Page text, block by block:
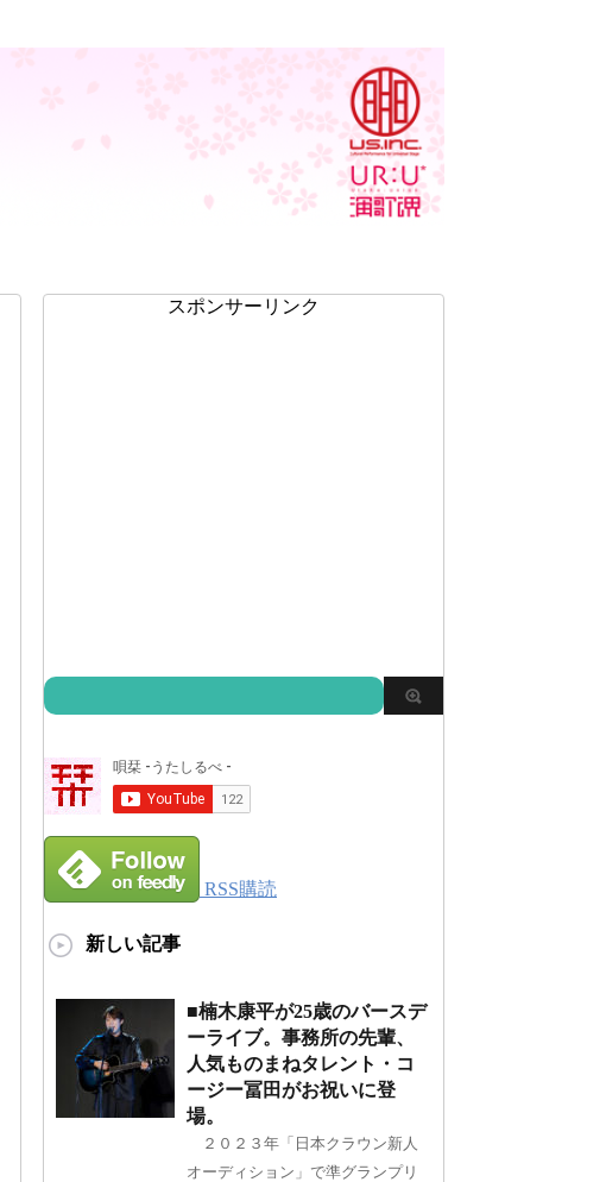
スポンサーリンク
RSS購読
新しい記事
■楠木康平が25歳のバースデ
ーライブ。事務所の先輩、
人気ものまねタレント・コ
ージー冨田がお祝いに登
場。
２０２３年「日本クラウン新人
オーディション」で準グランプリ